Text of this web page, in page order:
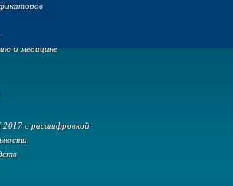
и медицине
с расшифровкой